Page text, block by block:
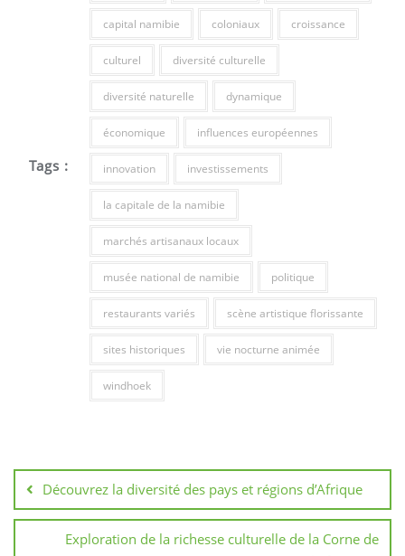
Tags :
capital namibie coloniaux croissance
culturel diversité culturelle
diversité naturelle dynamique
économique influences européennes
innovation investissements
la capitale de la namibie
marchés artisanaux locaux
musée national de namibie politique
restaurants variés scène artistique florissante
sites historiques vie nocturne animée
windhoek
de
l’article
Découvrez la diversité des pays et régions d’Afrique
Exploration de la richesse culturelle de la Corne de